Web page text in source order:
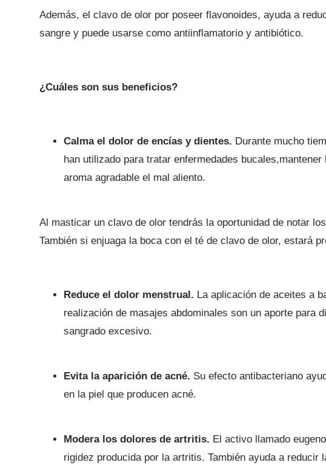
Además, el clavo de olor por poseer flavonoides, ayuda a
sangre y puede usarse como antiinflamatorio y antibiótico.
¿Cuáles son sus beneficios?
Calma el dolor de encías y dientes. Durante mucho
han utilizado para tratar enfermedades
aroma agradable el mal aliento.
Al masticar un clavo de olor tendrás la oportunidad de notar
También si enjuaga la boca con el té de clavo de olor, estará
Reduce el dolor menstrual. La aplicación de aceites a
realización de masajes abdominales son un aporte para
sangrado excesivo.
Evita la aparición de acné. Su efecto antibacteriano
en la piel que producen acné.
Modera los dolores de artritis. El activo llamado
rigidez producida por la artritis. También ayuda a reducir